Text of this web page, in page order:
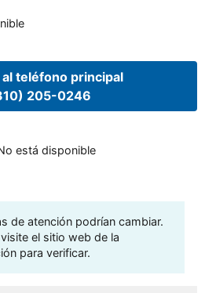
al teléfono principal
205-0246
está disponible
de atención podrían cambiar.
el sitio web de la
para verificar.